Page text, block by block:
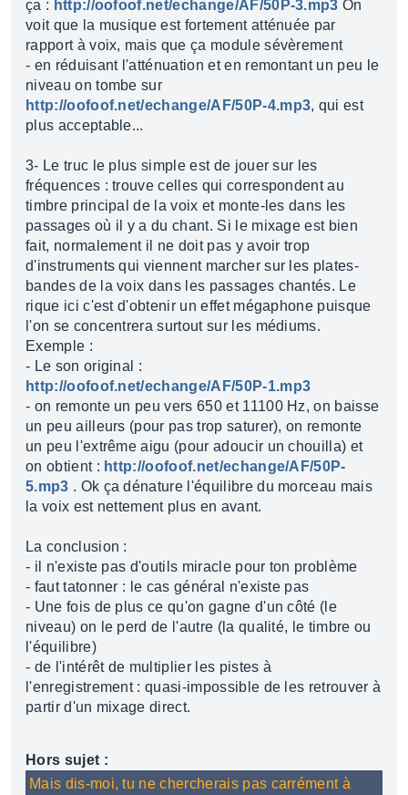
ça : http://oofoof.net/echange/AF/50P-3.mp3 On
voit que la musique est fortement atténuée par
rapport à voix, mais que ça module sévèrement
- en réduisant l'atténuation et en remontant un peu le
niveau on tombe sur
http://oofoof.net/echange/AF/50P-4.mp3, qui est
plus acceptable...
3- Le truc le plus simple est de jouer sur les
fréquences : trouve celles qui correspondent au
timbre principal de la voix et monte-les dans les
passages où il y a du chant. Si le mixage est bien
fait, normalement il ne doit pas y avoir trop
d'instruments qui viennent marcher sur les plates-
bandes de la voix dans les passages chantés. Le
rique ici c'est d'obtenir un effet mégaphone puisque
l'on se concentrera surtout sur les médiums.
Exemple :
- Le son original :
http://oofoof.net/echange/AF/50P-1.mp3
- on remonte un peu vers 650 et 11100 Hz, on baisse
un peu ailleurs (pour pas trop saturer), on remonte
un peu l'extrême aigu (pour adoucir un chouilla) et
on obtient : http://oofoof.net/echange/AF/50P-
5.mp3 . Ok ça dénature l'équilibre du morceau mais
la voix est nettement plus en avant.
La conclusion :
- il n'existe pas d'outils miracle pour ton problème
- faut tatonner : le cas général n'existe pas
- Une fois de plus ce qu'on gagne d'un côté (le
niveau) on le perd de l'autre (la qualité, le timbre ou
l'équilibre)
- de l'intérêt de multiplier les pistes à
l'enregistrement : quasi-impossible de les retrouver à
partir d'un mixage direct.
Hors sujet :
Mais dis-moi, tu ne chercherais pas carrément à